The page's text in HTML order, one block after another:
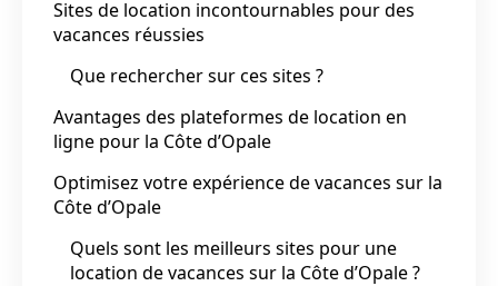
Sites de location incontournables pour des
vacances réussies
Que rechercher sur ces sites ?
Avantages des plateformes de location en
ligne pour la Côte d’Opale
Optimisez votre expérience de vacances sur la
Côte d’Opale
Quels sont les meilleurs sites pour une
location de vacances sur la Côte d’Opale ?